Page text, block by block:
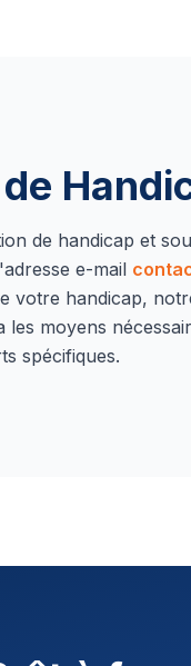
de handicap et
e-mail
votre handicap,
moyens
spécifiques.